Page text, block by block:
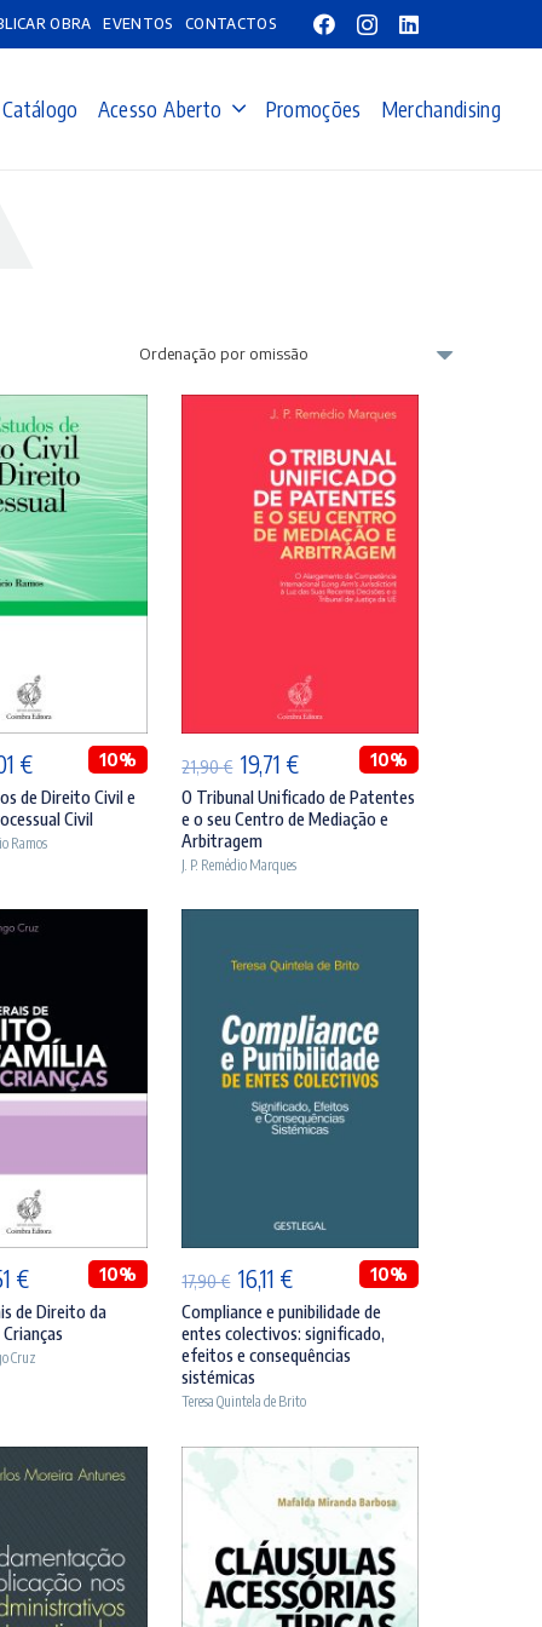
OBRA EVENTOS CONTACTOS
Catálogo Acesso Aberto Promoções Merchandising
€O
preço
atual
10%
de Direito Civil e
Civil
Ramos
ADICIONAR
21,90€ O
preço
original
era:
19,71 €O
preço
atual
10%
O Tribunal Unificado de Patentes
e o seu Centro de Mediação e
Arbitragem
J. P. Remédio Marques
€O
preço
atual
10%
de Direito da
Cruz
17,90€ O
preço
original
era:
17,90 €.
16,11 €O
preço
atual
16,11 €.
10%
Compliance e punibilidade de
entes colectivos: significado,
efeitos e consequências
sistémicas
Teresa Quintela de Brito